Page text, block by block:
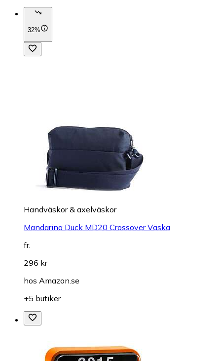
32%
Handväskor & axelväskor
Mandarina Duck MD20 Crossover Väska
fr.
296 kr
hos Amazon.se
+5 butiker